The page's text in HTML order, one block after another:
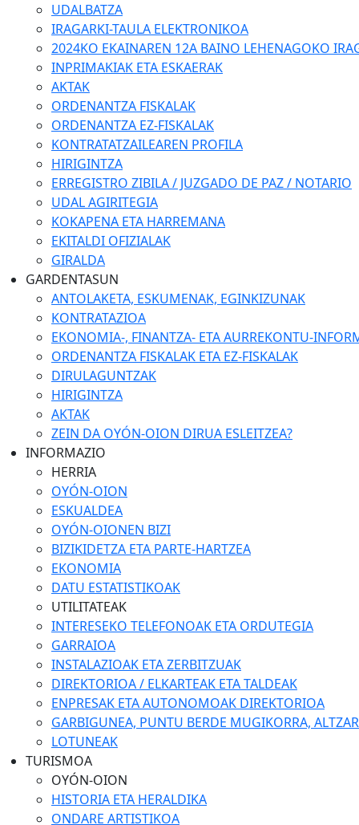
UDALBATZA
IRAGARKI-TAULA ELEKTRONIKOA
2024KO EKAINAREN 12A BAINO LEHENAGOKO
INPRIMAKIAK ETA ESKAERAK
AKTAK
ORDENANTZA FISKALAK
ORDENANTZA EZ-FISKALAK
KONTRATATZAILEAREN PROFILA
HIRIGINTZA
ERREGISTRO ZIBILA / JUZGADO DE PAZ / NOTARIO
UDAL AGIRITEGIA
KOKAPENA ETA HARREMANA
EKITALDI OFIZIALAK
GIRALDA
GARDENTASUN
ANTOLAKETA, ESKUMENAK, EGINKIZUNAK
KONTRATAZIOA
EKONOMIA-, FINANTZA- ETA AURREKONTU-
ORDENANTZA FISKALAK ETA EZ-FISKALAK
DIRULAGUNTZAK
HIRIGINTZA
AKTAK
ZEIN DA OYÓN-OION DIRUA ESLEITZEA?
INFORMAZIO
HERRIA
OYÓN-OION
ESKUALDEA
OYÓN-OIONEN BIZI
BIZIKIDETZA ETA PARTE-HARTZEA
EKONOMIA
DATU ESTATISTIKOAK
UTILITATEAK
INTERESEKO TELEFONOAK ETA ORDUTEGIA
GARRAIOA
INSTALAZIOAK ETA ZERBITZUAK
DIREKTORIOA / ELKARTEAK ETA TALDEAK
ENPRESAK ETA AUTONOMOAK DIREKTORIOA
GARBIGUNEA, PUNTU BERDE MUGIKORRA,
LOTUNEAK
TURISMOA
OYÓN-OION
HISTORIA ETA HERALDIKA
ONDARE ARTISTIKOA